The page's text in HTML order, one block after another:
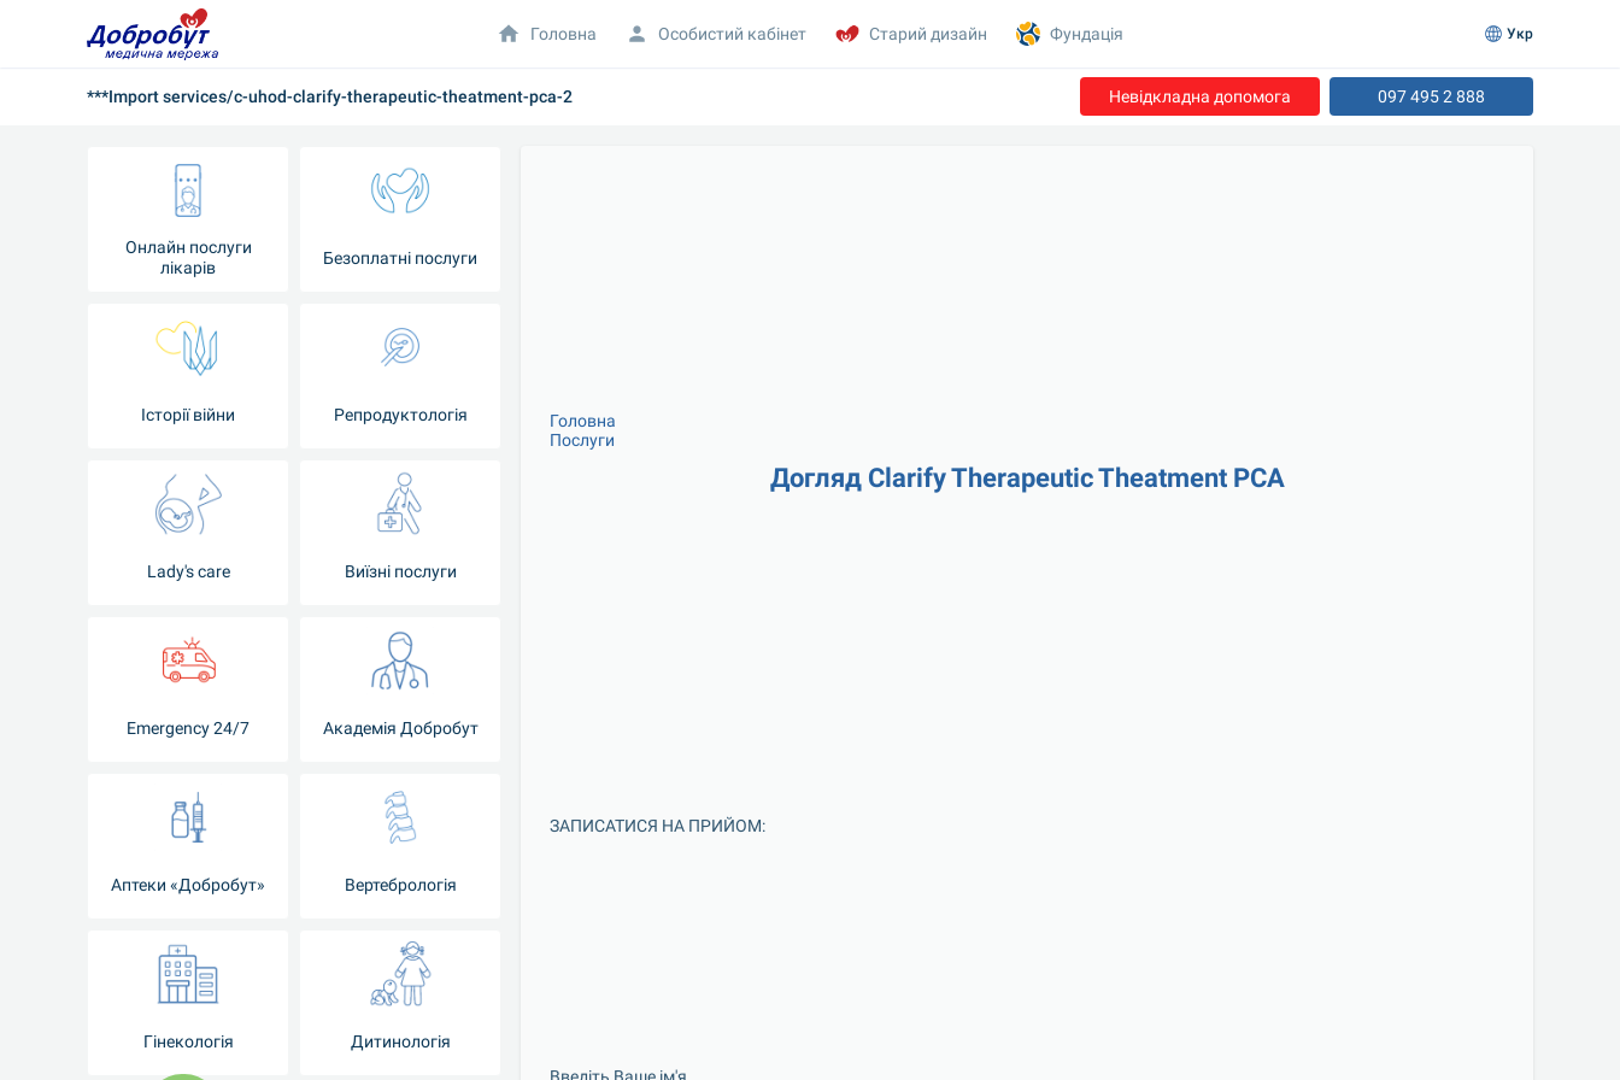
***Import services/c-uhod-clarify-therapeutic-theatment-pca-2 Невідкладна допомога 097 495 2 888
Онлайн послуги
лікарів
Безоплатні послуги
Історії війни Репродуктологія
Lady's care Виїзні послуги
Emergency 24/7 Академія Добробут
Аптеки «Добробут» Вертебрологія
Гінекологія Дитинологія
Головна
Послуги
Догляд Clarify Therapeutic Theatment PCA
ЗАПИСАТИСЯ НА ПРИЙОМ:
Головна Особистий кабінет Старий дизайн Фундація Укр